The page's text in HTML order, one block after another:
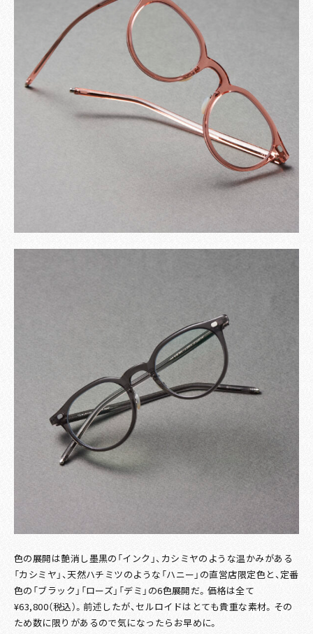
色の展開は艶消し墨黒の「インク」、カシミヤのような温かみがある
「カシミヤ」、天然ハチミツのような「ハニー」の直営店限定色と、定番
色の「ブラック」「ローズ」「デミ」の6色展開だ。価格は全て
¥63,800（税込）。前述したが、セルロイドはとても貴重な素材。その
ため数に限りがあるので気になったらお早めに。